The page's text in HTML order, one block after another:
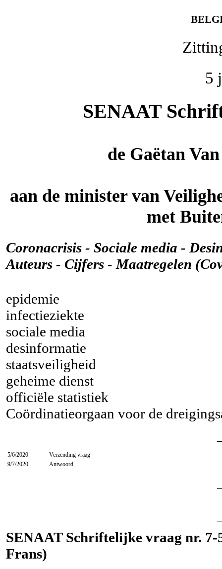
5
SENAAT
de Gaëtan
aan de minister van
met
Coronacrisis - Sociale media -
Auteurs - Cijfers - Maatregelen
epidemie
infectieziekte
sociale media
desinformatie
staatsveiligheid
geheime dienst
officiële statistiek
Coördinatieorgaan voor de
5/6/2020
Verzending vraag
9/7/2020
Antwoord
SENAAT Schriftelijke vraag nr. 7-
Frans)